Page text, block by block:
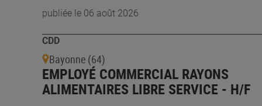
publiée le 06 août 2026
CDD
Bayonne (64)
EMPLOYÉ COMMERCIAL RAYONS
ALIMENTAIRES LIBRE SERVICE - H/F